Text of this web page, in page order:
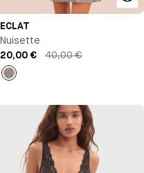
ECLAT
Nuisette
20,00 €
40,00 €
Imprimé